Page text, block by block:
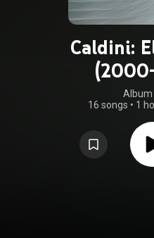
Caldini:
Album
16 songs • 1